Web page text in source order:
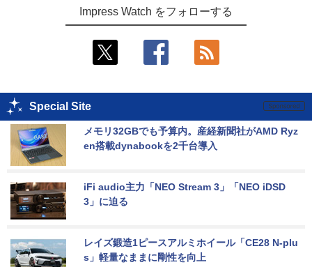
Impress Watch をフォローする
Special Site
メモリ32GBでも予算内。産経新聞社がAMD Ryz
en搭載dynabookを2千台導入
iFi audio主力「NEO Stream 3」「NEO iDSD
3」に迫る
レイズ鍛造1ピースアルミホイール「CE28 N-plu
s」軽量なままに剛性を向上